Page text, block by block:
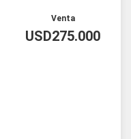
Venta
USD275.000